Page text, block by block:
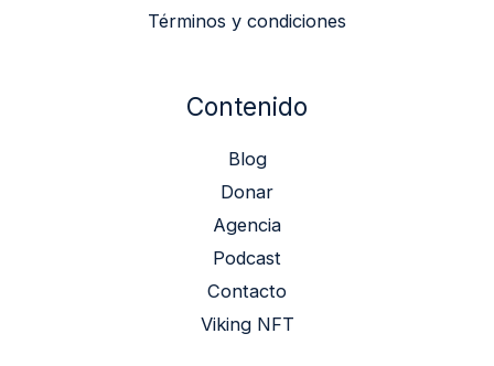
Términos y condiciones
Contenido
Blog
Donar
Agencia
Podcast
Contacto
Viking NFT